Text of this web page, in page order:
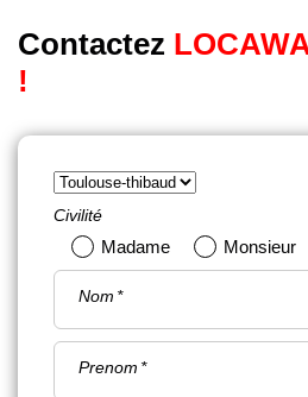
Contactez
!
Civilité
Madame Monsieur
Nom
Prenom